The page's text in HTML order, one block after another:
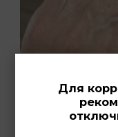
Титаны
Новая коллекция
Для